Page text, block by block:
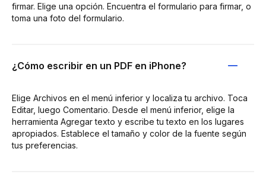
firmar. Elige una opción. Encuentra el formulario para firmar, o
toma una foto del formulario.
¿Cómo escribir en un PDF en iPhone?
Elige Archivos en el menú inferior y localiza tu archivo. Toca
Editar, luego Comentario. Desde el menú inferior, elige la
herramienta Agregar texto y escribe tu texto en los lugares
apropiados. Establece el tamaño y color de la fuente según
tus preferencias.